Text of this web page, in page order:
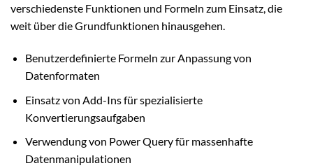
verschiedenste Funktionen und Formeln zum Einsatz, die
weit über die Grundfunktionen hinausgehen.
Benutzerdefinierte Formeln zur Anpassung von
Datenformaten
Einsatz von Add-Ins für spezialisierte
Konvertierungsaufgaben
Verwendung von Power Query für massenhafte
Datenmanipulationen